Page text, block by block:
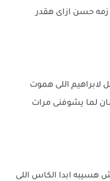
زمه حسن ازاى هقدر
لابراهيم اللى هموت
لما يشوفنى مرات
هسيبه ابدا الكاس اللى